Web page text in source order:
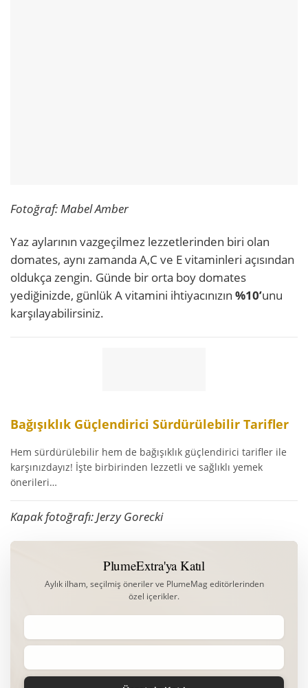
Fotoğraf: Mabel Amber
Yaz aylarının vazgeçilmez lezzetlerinden biri olan
domates, aynı zamanda A,C ve E vitaminleri açısından
oldukça zengin. Günde bir orta boy domates
yediğinizde, günlük A vitamini ihtiyacınızın %10’unu
karşılayabilirsiniz.
Bağışıklık Güçlendirici Sürdürülebilir Tarifler
Hem sürdürülebilir hem de bağışıklık güçlendirici tarifler ile
karşınızdayız! İşte birbirinden lezzetli ve sağlıklı yemek
önerileri…
Kapak fotoğrafı: Jerzy Gorecki
PlumeExtra'ya Katıl
Aylık ilham, seçilmiş öneriler ve PlumeMag editörlerinden
özel içerikler.